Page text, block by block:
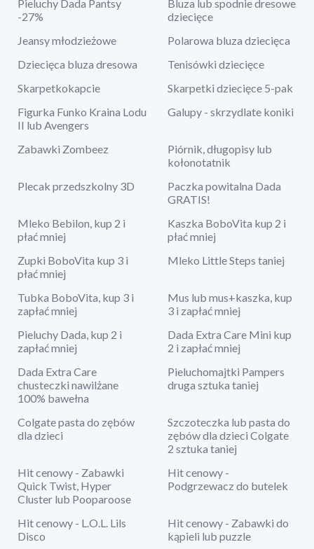
Pieluchy Dada Pantsy
-27%
Bluza lub spodnie dresowe
dziecięce
Jeansy młodzieżowe
Polarowa bluza dziecięca
Dziecięca bluza dresowa
Tenisówki dziecięce
Skarpetkokapcie
Skarpetki dziecięce 5-pak
Figurka Funko Kraina Lodu
II lub Avengers
Galupy - skrzydlate koniki
Zabawki Zombeez
Piórnik, długopisy lub
kołonotatnik
Plecak przedszkolny 3D
Paczka powitalna Dada
GRATIS!
Mleko Bebilon, kup 2 i
płać mniej
Kaszka BoboVita kup 2 i
płać mniej
Zupki BoboVita kup 3 i
płać mniej
Mleko Little Steps taniej
Tubka BoboVita, kup 3 i
zapłać mniej
Mus lub mus+kaszka, kup
3 i zapłać mniej
Pieluchy Dada, kup 2 i
zapłać mniej
Dada Extra Care Mini kup
2 i zapłać mniej
Dada Extra Care
chusteczki nawilżane
100% bawełna
Pieluchomajtki Pampers
druga sztuka taniej
Colgate pasta do zębów
dla dzieci
Szczoteczka lub pasta do
zębów dla dzieci Colgate
2 sztuka taniej
Hit cenowy - Zabawki
Quick Twist, Hyper
Cluster lub Pooparoose
Hit cenowy -
Podgrzewacz do butelek
Hit cenowy - L.O.L. Lils
Disco
Hit cenowy - Zabawki do
kąpieli lub puzzle